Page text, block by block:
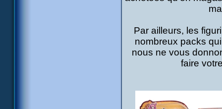
Par ailleurs, les
nombreux packs
nous ne vous
faire